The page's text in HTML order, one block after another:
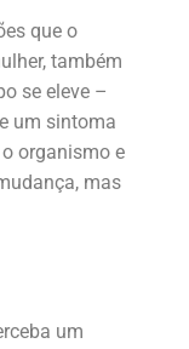
que o
também
se eleve –
um sintoma
organismo e
mas
um